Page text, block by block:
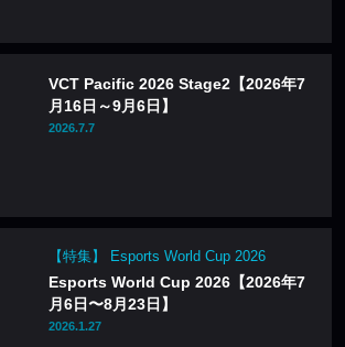
VCT Pacific 2026 Stage2【2026年7
月16日～9月6日】
2026.7.7
【特集】 Esports World Cup 2026
Esports World Cup 2026【2026年7
月6日〜8月23日】
2026.1.27